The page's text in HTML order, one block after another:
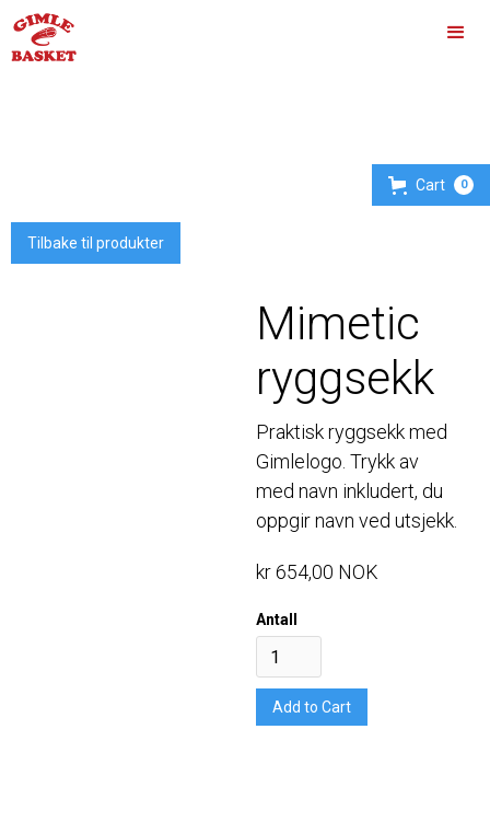
Cart 0
Tilbake til produkter
Mimetic
ryggsekk
Praktisk ryggsekk med
Gimlelogo. Trykk av
med navn inkludert, du
oppgir navn ved utsjekk.
kr 654,00 NOK
Antall